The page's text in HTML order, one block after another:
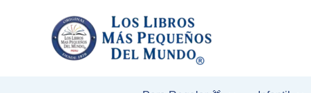
contenido